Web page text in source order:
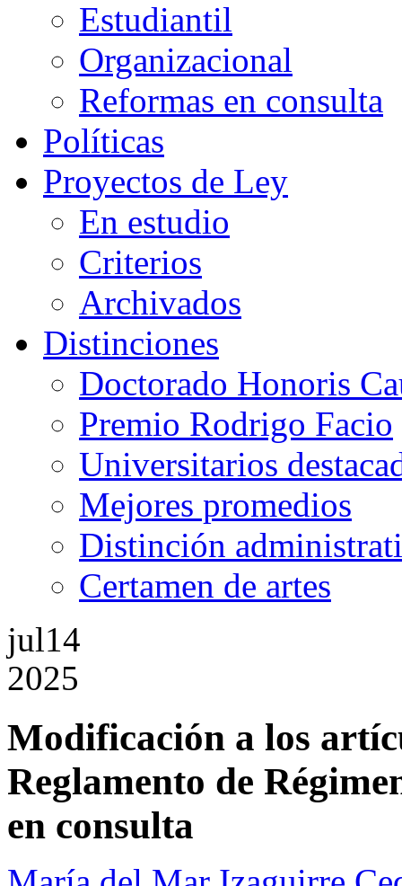
Estudiantil
Organizacional
Reformas en consulta
Políticas
Proyectos de Ley
En estudio
Criterios
Archivados
Distinciones
Doctorado Honoris
Premio Rodrigo Facio
Universitarios
Mejores promedios
Distinción
Certamen de artes
jul14
2025
Modificación a los
Reglamento de
en consulta